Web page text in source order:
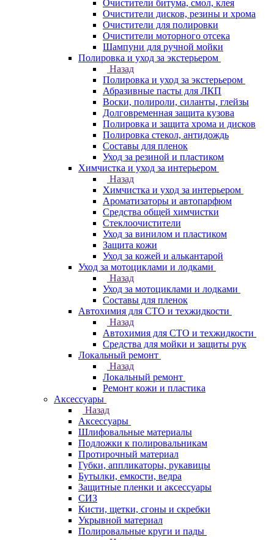
Очистители битума, смол, клея
Очистители дисков, резины и хрома
Очистители для полировки
Очистители моторного отсека
Шампуни для ручной мойки
Полировка и уход за экстерьером
Назад
Полировка и уход за экстерьером
Абразивные пасты для ЛКП
Воски, полироли, силанты, глейзы
Долговременная защита кузова
Полировка и защита хрома и дисков
Полировка стекол, антидождь
Составы для пленок
Уход за резиной и пластиком
Химчистка и уход за интерьером
Назад
Химчистка и уход за интерьером
Ароматизаторы и автопарфюм
Средства общей химчистки
Стеклоочистители
Уход за винилом и пластиком
Защита кожи
Уход за кожей и алькантарой
Уход за мотоциклами и лодками
Назад
Уход за мотоциклами и лодками
Составы для пленок
Автохимия для СТО и техжидкости
Назад
Автохимия для СТО и техжидкости
Средства для мойки и защиты рук
Локальный ремонт
Назад
Локальный ремонт
Ремонт кожи и пластика
Аксессуары
Назад
Аксессуары
Шлифовальные материалы
Подложки к полировальникам
Протирочный материал
Губки, аппликаторы, рукавицы
Бутылки, емкости, ведра
Защитные пленки и аксессуары
СИЗ
Кисти, щетки, сгоны и скребки
Укрывной материал
Полировальные круги и пады